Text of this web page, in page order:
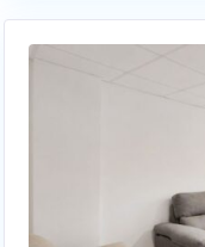
Almassora/Almazora